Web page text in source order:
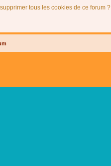
tous les cookies de ce forum ?